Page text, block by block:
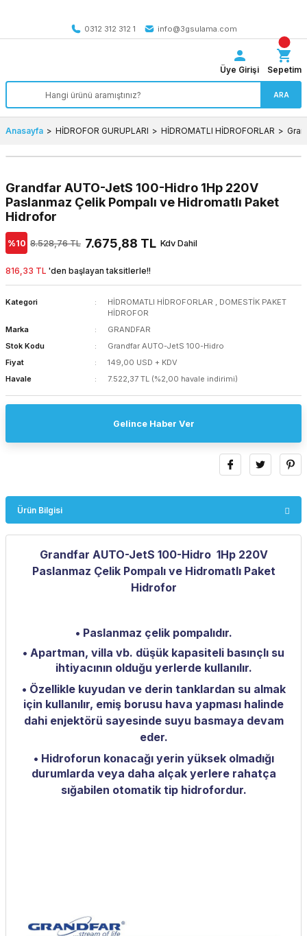
0312 312 312 1
info@3gsulama.com
ARA
Üye Girişi Sepetim
Anasayfa HİDROFOR GURUPLARI HİDROMATLI HİDROFORLAR
Grandfar AUTO-JetS 100-Hidro 1Hp 220V
Paslanmaz Çelik Pompalı ve Hidromatlı Paket
Hidrofor
%10 8.528,76 TL 7.675,88 TL Kdv Dahil
816,33 TL 'den başlayan taksitlerle!!
Kategori HİDROMATLI HİDROFORLAR , DOMESTİK PAKET
HİDROFOR
Marka
GRANDFAR
Stok Kodu
Grandfar AUTO-JetS 100-Hidro
Fiyat
149,00 USD + KDV
Havale
7.522,37 TL (%2,00 havale indirimi)
Gelince Haber Ver
Ürün Bilgisi
Grandfar AUTO-JetS 100-Hidro 1Hp 220V
Paslanmaz Çelik Pompalı ve Hidromatlı Paket
Hidrofor
• Paslanmaz çelik pompalıdır.
• Apartman, villa vb. düşük kapasiteli basınçlı su
ihtiyacının olduğu yerlerde kullanılır.
• Özellikle kuyudan ve derin tanklardan su almak
için kullanılır, emiş borusu hava yapması halinde
dahi enjektörü sayesinde suyu basmaya devam
eder.
• Hidroforun konacağı yerin yüksek olmadığı
durumlarda veya daha alçak yerlere rahatça
sığabilen otomatik tip hidrofordur.